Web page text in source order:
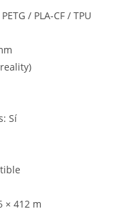
/ PLA-CF / TPU
Sí
× 412 m